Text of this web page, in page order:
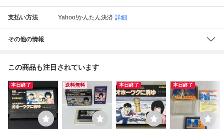
支払い方法 Yahoo!かんたん決済 詳細
その他の情報
この商品も注目されています
本日終了 送料無料 本日終了 本日終了